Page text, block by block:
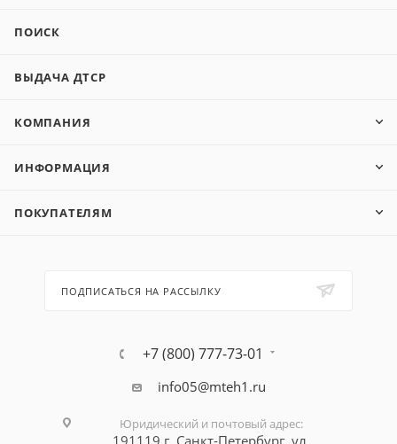
ПОИСК
ВЫДАЧА ДТСР
КОМПАНИЯ
ИНФОРМАЦИЯ
ПОКУПАТЕЛЯМ
ПОДПИСАТЬСЯ НА РАССЫЛКУ
+7 (800) 777-73-01
info05@mteh1.ru
Юридический и почтовый адрес: